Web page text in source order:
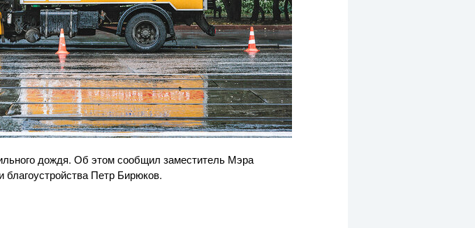
дождя. Об этом сообщил заместитель Мэра
Петр Бирюков.